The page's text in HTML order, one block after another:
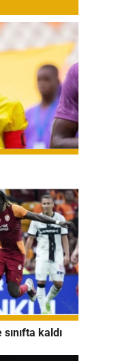
kaldı